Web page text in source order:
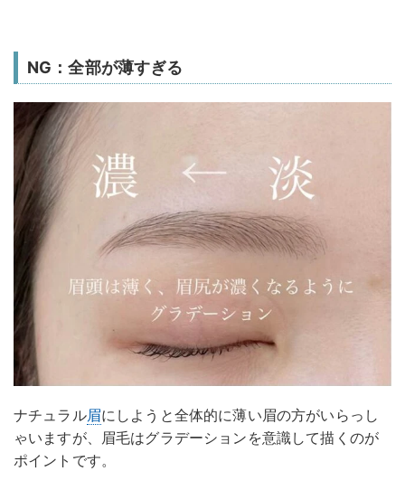
NG：全部が薄すぎる
ナチュラル眉にしようと全体的に薄い眉の方がいらっし
ゃいますが、眉毛はグラデーションを意識して描くのが
ポイントです。